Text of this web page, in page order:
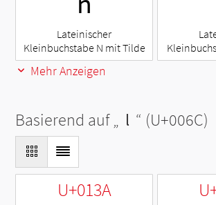
Lateinischer
Kleinbuchstabe N mit Tilde
Mehr Anzeigen
Basierend auf „ l “ (U+006C)
U+013A